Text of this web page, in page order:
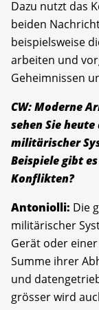
Dazu nutzt das
beiden
beispielsweise
arbeiten und
Geheimnissen
CW: Moderne
sehen Sie
militärischer
Beispiele gibt
Konflikten?
Antoniolli: Die
militärischer
Gerät oder
Summe ihrer
und
grösser wird